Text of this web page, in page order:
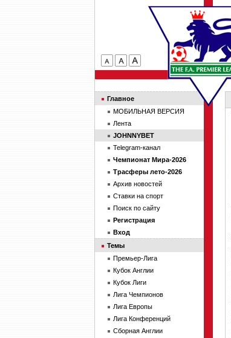
Главное
МОБИЛЬНАЯ ВЕРСИЯ
Лента
JOHNNYBET
Telegram-канал
Чемпионат Мира-2026
Трасферы лето-2026
Архив новостей
Ставки на спорт
Поиск по сайту
Регистрация
Вход
Темы
Премьер-Лига
Кубок Англии
Кубок Лиги
Лига Чемпионов
Лига Европы
Лига Конференций
Сборная Англии